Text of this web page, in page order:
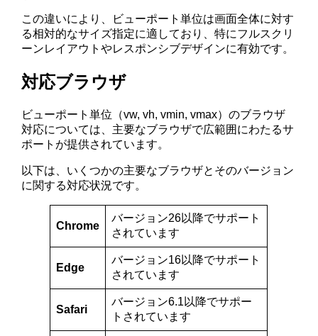
この違いにより、ビューポート単位は画面全体に対す
る相対的なサイズ指定に適しており、特にフルスクリ
ーンレイアウトやレスポンシブデザインに有効です。
対応ブラウザ
ビューポート単位（vw, vh, vmin, vmax）のブラウザ
対応については、主要なブラウザで広範囲にわたるサ
ポートが提供されています。
以下は、いくつかの主要なブラウザとそのバージョン
に関する対応状況です。
Chrome
バージョン26以降でサポート
されています
Edge
バージョン16以降でサポート
されています​
Safari
バージョン6.1以降でサポー
トされています​